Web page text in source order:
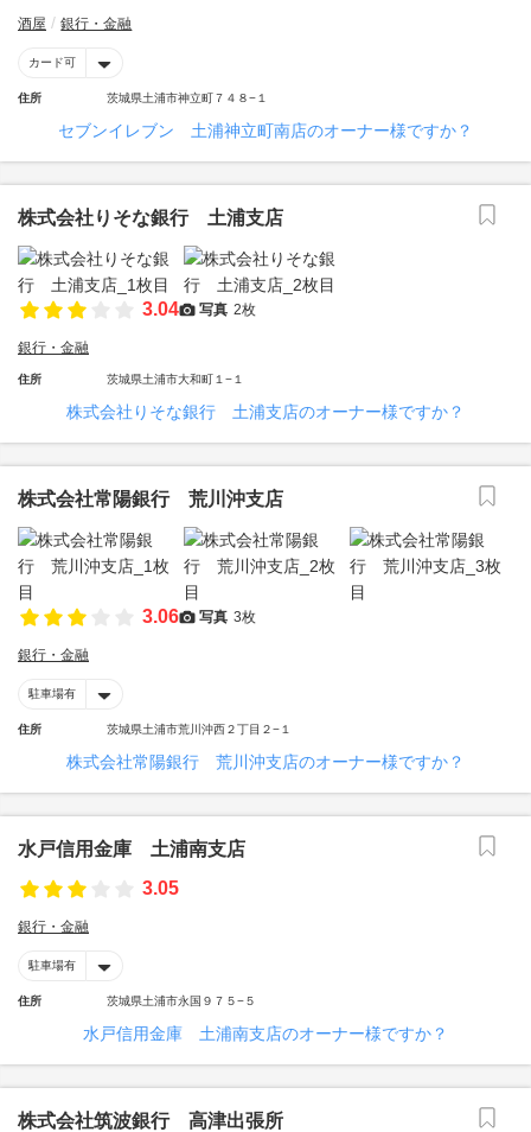
酒屋 銀行・金融
カード可
住所 茨城県土浦市神立町７４８−１
セブンイレブン 土浦神立町南店のオーナー様ですか？
株式会社りそな銀行 土浦支店
3.04 写真 2枚
銀行・金融
住所 茨城県土浦市大和町１−１
株式会社りそな銀行 土浦支店のオーナー様ですか？
株式会社常陽銀行 荒川沖支店
3.06 写真 3枚
銀行・金融
駐車場有
住所 茨城県土浦市荒川沖西２丁目２−１
株式会社常陽銀行 荒川沖支店のオーナー様ですか？
水戸信用金庫 土浦南支店
3.05
銀行・金融
駐車場有
住所 茨城県土浦市永国９７５−５
水戸信用金庫 土浦南支店のオーナー様ですか？
株式会社筑波銀行 高津出張所